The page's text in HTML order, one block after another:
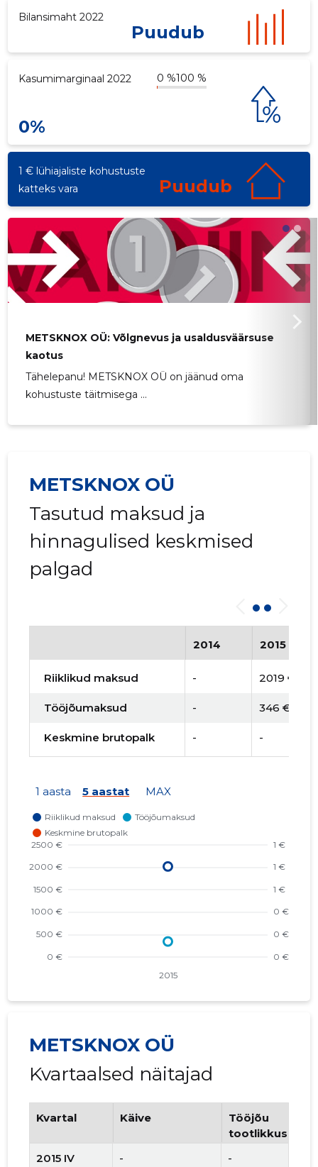
Bilansimaht 2022
Puudub
Kasumimarginaal 2022 0 %100 %
0%
1 € lühiajaliste kohustuste
katteks vara
Puudub
METSKNOX OÜ: Võlgnevus ja usaldusväärsuse
kaotus
Tähelepanu! METSKNOX OÜ on jäänud oma
kohustuste täitmisega ...
METSKNOX OÜ
Tasutud maksud ja
hinnagulised keskmised
palgad
2014 2015
Riiklikud maksud - 2019 €
Tööjõumaksud - 346 €
Keskmine brutopalk - -
1 aasta 5 aastat MAX
METSKNOX OÜ
Kvartaalsed näitajad
Kvartal Käive
Tööjõu
tootlikkus
2015 IV
- -